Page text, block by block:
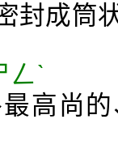
封成筒
ˋ
高尚